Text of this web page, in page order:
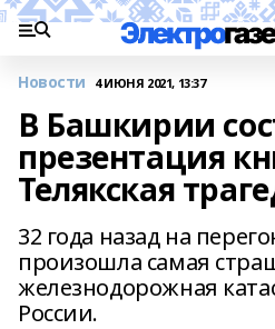
Новости 4 ИЮНЯ 2021, 13:37
В Башкирии
презентация
Телякская
32 года назад на
произошла самая
железнодорожная
России.